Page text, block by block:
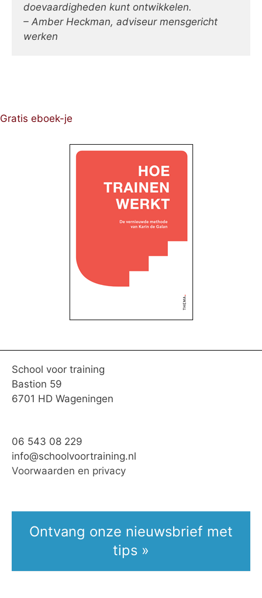
doevaardigheden kunt ontwikkelen.
– Amber Heckman, adviseur mensgericht
werken
Gratis eboek-je
School voor training
Bastion 59
6701 HD Wageningen
06 543 08 229
info@schoolvoortraining.nl
Voorwaarden en privacy
Ontvang onze nieuwsbrief met
tips »